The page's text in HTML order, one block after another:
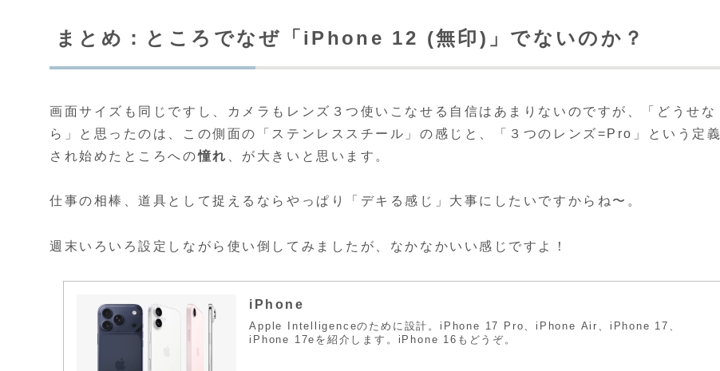
まとめ：ところでなぜ「iPhone 12 (無印)」でないのか？
画面サイズも同じですし、カメラもレンズ３つ使いこなせる自信はあまりないのですが、「どうせな
ら」と思ったのは、この側面の「ステンレススチール」の感じと、「３つのレンズ=Pro」という定義
され始めたところへの憧れ 、が大きいと思います。
仕事の相棒、道具として捉えるならやっぱり「デキる感じ」大事にしたいですからね〜。
週末いろいろ設定しながら使い倒してみましたが、なかなかいい感じですよ！
iPhone
Apple Intelligenceのために設計。iPhone 17 Pro、iPhone Air、iPhone 17、
iPhone 17eを紹介します。iPhone 16もどうぞ。